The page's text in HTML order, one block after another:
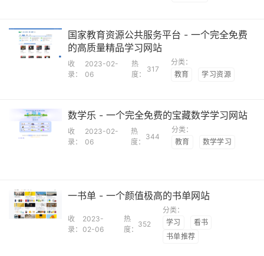
国家教育资源公共服务平台 - 一个完全免费
的高质量精品学习网站
收
录：
2023-02-
06
热
度：
317
分类：
教育
学习资源
数学乐 - 一个完全免费的宝藏数学学习网站
收
录：
2023-02-
06
热
度：
344
分类：
教育
数学学习
一书单 - 一个颜值极高的书单网站
收
录：
2023-
02-06
热
度：
352
分类：
学习
看书
书单推荐